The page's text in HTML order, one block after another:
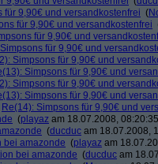
für 9,90€ und versandkostenfrei (
für 9,90€ und versandkostenfrei
für 9,90€ und
für 9,90€ und
Simpsons für 9,90€ und
Simpsons für 9,90€ und
Simpsons für 9,90€ und
Simpsons für 9,90€ und
Re(14): Simpsons für 9,90€ und
(playaz am 18.07.2008,
(ducduc am 18.07.2008,
bei amazonde (playaz am
bei amazonde (ducduc am